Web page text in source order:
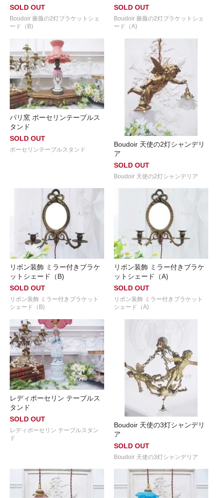
SOLD OUT
Boudoir 薔薇の2灯ブラケットシェ
ード（B)
SOLD OUT
Boudoir 薔薇の2灯ブラケットシェ
ード（A)
パリ窯 ポーセリンテーブルス
タンド
SOLD OUT
ポーセリンテーブルスタンド
Boudoir 天使の2灯シャンデリ
ア
SOLD OUT
Boudoir 天使の2灯シャンデリア
リボン装飾 ミラー付きブラケ
ットシェード（B)
SOLD OUT
リボン装飾 ミラー付きブラケット
シェード（B)
リボン装飾 ミラー付きブラケ
ットシェード（A)
SOLD OUT
リボン装飾 ミラー付きブラケット
シェード（A)
レディポーセリン テーブルス
タンド
SOLD OUT
レディポーセリン テーブルスタン
ド
Boudoir 天使の3灯シャンデリ
ア
SOLD OUT
Boudoir 天使の3灯シャンデリア